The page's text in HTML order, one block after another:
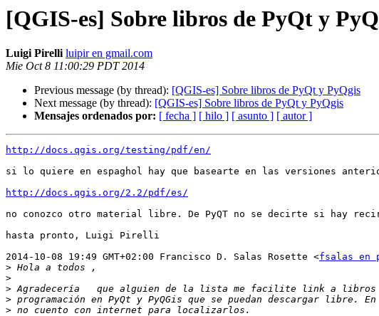
[QGIS-es] Sobre libros de PyQt y
Luigi Pirelli luipir en gmail.com
Mie Oct 8 11:00:29 PDT 2014
Previous message (by thread): [QGIS-es] Sobre libros de PyQt y PyQgis
Next message (by thread): [QGIS-es] Sobre libros de PyQt y PyQgis
Mensajes ordenados por: [ fecha ] [ hilo ] [ asunto ] [ autor ]
http://docs.qgis.org/testing/pdf/en/
si lo quiere en espaghol hay que basearte en las versiones
http://docs.qgis.org/2.2/pdf/es/
no conozco otro material libre. De PyQT no se decirte si hay
hasta pronto, Luigi Pirelli
2014-10-08 19:49 GMT+02:00 Francisco D. Salas Rosette <fsalas en
>
>
>
>
>